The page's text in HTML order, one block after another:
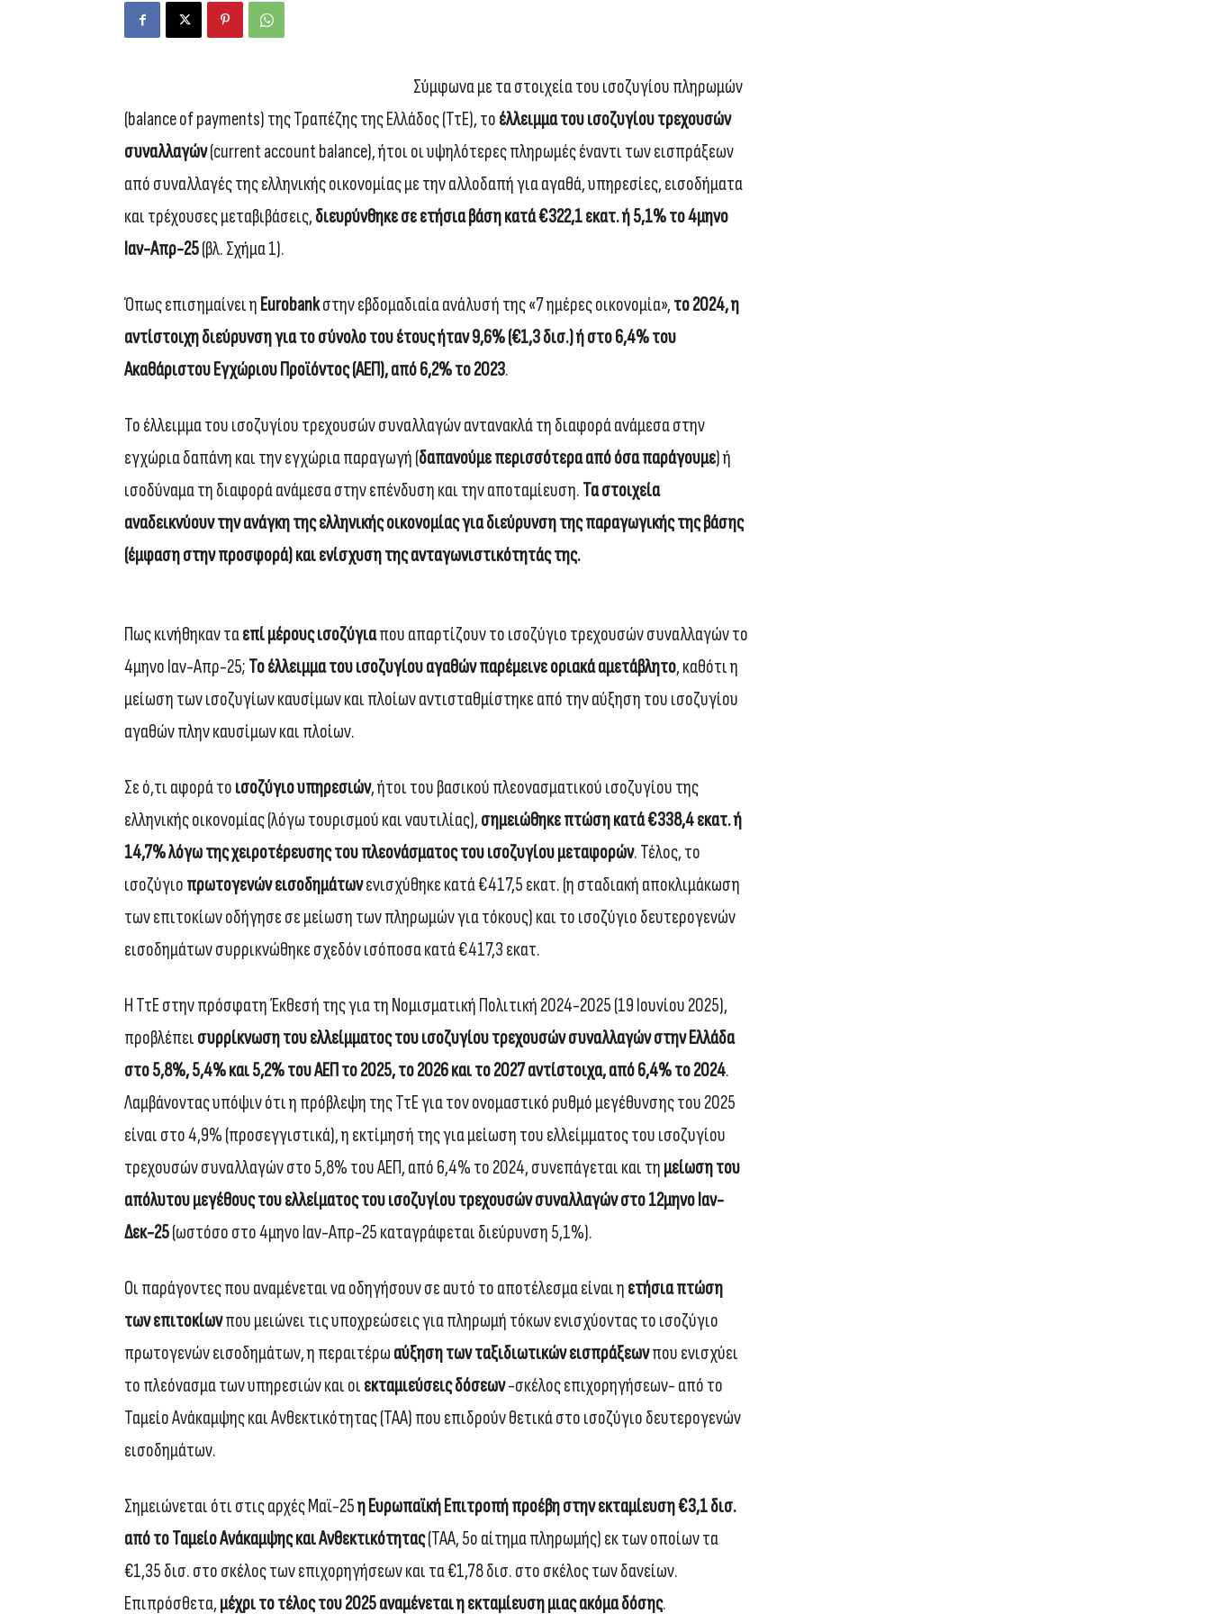
Σύμφωνα με τα στοιχεία του ισοζυγίου πληρωμών
(balance of payments) της Τραπέζης της Ελλάδος (ΤτΕ), το έλλειμμα του ισοζυγίου τρεχουσών
συναλλαγών(current account balance), ήτοι οι υψηλότερες πληρωμές έναντι των εισπράξεων
από συναλλαγές της ελληνικής οικονομίας με την αλλοδαπή για αγαθά, υπηρεσίες, εισοδήματα
και τρέχουσες μεταβιβάσεις, διευρύνθηκε σε ετήσια βάση κατά €322,1 εκατ. ή 5,1% το 4μηνο
Ιαν-Απρ-25(βλ. Σχήμα 1).
Όπως επισημαίνει η Eurobankστην εβδομαδιαία ανάλυσή της «7 ημέρες οικονομία», το 2024, η
αντίστοιχη διεύρυνση για το σύνολο του έτους ήταν 9,6% (€1,3 δισ.) ή στο 6,4% του
Ακαθάριστου Εγχώριου Προϊόντος (ΑΕΠ), από 6,2% το 2023.
Το έλλειμμα του ισοζυγίου τρεχουσών συναλλαγών αντανακλά τη διαφορά ανάμεσα στην
εγχώρια δαπάνη και την εγχώρια παραγωγή (δαπανούμε περισσότερα από όσα παράγουμε) ή
ισοδύναμα τη διαφορά ανάμεσα στην επένδυση και την αποταμίευση. Τα στοιχεία
αναδεικνύουν την ανάγκη της ελληνικής οικονομίας για διεύρυνση της παραγωγικής της βάσης
(έμφαση στην προσφορά) και ενίσχυση της ανταγωνιστικότητάς της.
Πως κινήθηκαν ταεπί μέρους ισοζύγιαπου απαρτίζουν το ισοζύγιο τρεχουσών συναλλαγών το
4μηνο Ιαν-Απρ-25; Το έλλειμμα του ισοζυγίου αγαθών παρέμεινε οριακά αμετάβλητο, καθότι η
μείωση των ισοζυγίων καυσίμων και πλοίων αντισταθμίστηκε από την αύξηση του ισοζυγίου
αγαθών πλην καυσίμων και πλοίων.
Σε ό,τι αφορά το ισοζύγιο υπηρεσιών, ήτοι του βασικού πλεονασματικού ισοζυγίου της
ελληνικής οικονομίας (λόγω τουρισμού και ναυτιλίας), σημειώθηκε πτώση κατά €338,4 εκατ. ή
14,7% λόγω της χειροτέρευσης του πλεονάσματος του ισοζυγίου μεταφορών. Τέλος, το
ισοζύγιο πρωτογενών εισοδημάτωνενισχύθηκε κατά €417,5 εκατ. (η σταδιακή αποκλιμάκωση
των επιτοκίων οδήγησε σε μείωση των πληρωμών για τόκους) και το ισοζύγιο δευτερογενών
εισοδημάτων συρρικνώθηκε σχεδόν ισόποσα κατά €417,3 εκατ.
Η ΤτΕ στην πρόσφατη Έκθεσή της για τη Νομισματική Πολιτική 2024-2025 (19 Ιουνίου 2025),
προβλέπει συρρίκνωση του ελλείμματος του ισοζυγίου τρεχουσών συναλλαγών στην Ελλάδα
στο 5,8%, 5,4% και 5,2% του ΑΕΠ το 2025, το 2026 και το 2027 αντίστοιχα, από 6,4% το 2024.
Λαμβάνοντας υπόψιν ότι η πρόβλεψη της ΤτΕ για τον ονομαστικό ρυθμό μεγέθυνσης του 2025
είναι στο 4,9% (προσεγγιστικά), η εκτίμησή της για μείωση του ελλείμματος του ισοζυγίου
τρεχουσών συναλλαγών στο 5,8% του ΑΕΠ, από 6,4% το 2024, συνεπάγεται και τη μείωση του
απόλυτου μεγέθους του ελλείματος του ισοζυγίου τρεχουσών συναλλαγών στο 12μηνο Ιαν-
Δεκ-25(ωστόσο στο 4μηνο Ιαν-Απρ-25 καταγράφεται διεύρυνση 5,1%).
Οι παράγοντες που αναμένεται να οδηγήσουν σε αυτό το αποτέλεσμα είναι η ετήσια πτώση
των επιτοκίωνπου μειώνει τις υποχρεώσεις για πληρωμή τόκων ενισχύοντας το ισοζύγιο
πρωτογενών εισοδημάτων, η περαιτέρω αύξηση των ταξιδιωτικών εισπράξεωνπου ενισχύει
το πλεόνασμα των υπηρεσιών και οι εκταμιεύσεις δόσεων-σκέλος επιχορηγήσεων- από το
Ταμείο Ανάκαμψης και Ανθεκτικότητας (ΤΑΑ) που επιδρούν θετικά στο ισοζύγιο δευτερογενών
εισοδημάτων.
Σημειώνεται ότι στις αρχές Μαϊ-25η Ευρωπαϊκή Επιτροπή προέβη στην εκταμίευση €3,1 δισ.
από το Ταμείο Ανάκαμψης και Ανθεκτικότητας(ΤΑΑ, 5ο αίτημα πληρωμής) εκ των οποίων τα
€1,35 δισ. στο σκέλος των επιχορηγήσεων και τα €1,78 δισ. στο σκέλος των δανείων.
Επιπρόσθετα, μέχρι το τέλος του 2025 αναμένεται η εκταμίευση μιας ακόμα δόσης.